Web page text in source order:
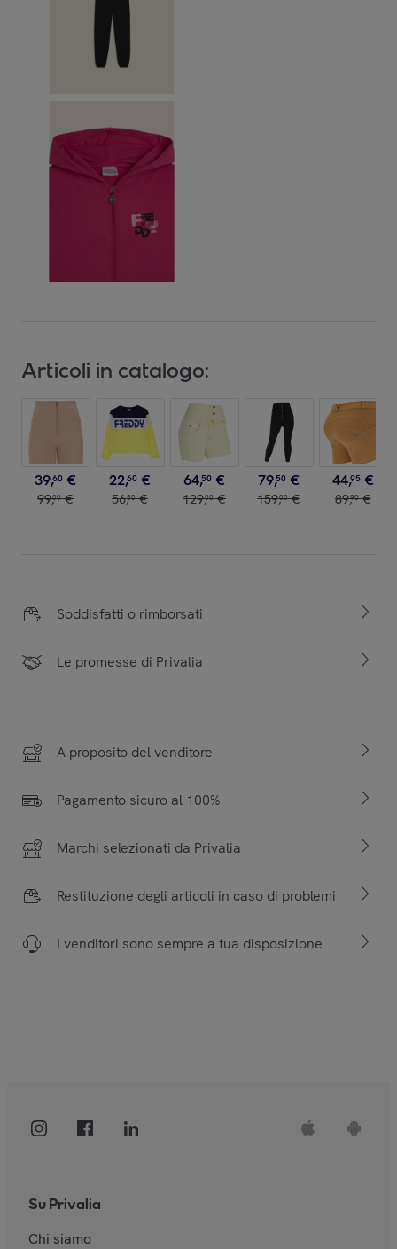
Articoli in catalogo:
39,60 €
99,00 €
22,60 €
56,50 €
64,50 €
129,00 €
79,50 €
159,00 €
44,95 €
89,90 €
Soddisfatti o rimborsati
Le promesse di Privalia
A proposito del venditore
Pagamento sicuro al 100%
Marchi selezionati da Privalia
Restituzione degli articoli in caso di problemi
I venditori sono sempre a tua disposizione
Su Privalia
Chi siamo